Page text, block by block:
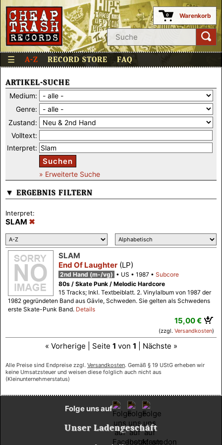
0 Warenkorb
☰ A-Z RECORD STORE FAQ
ARTIKEL-SUCHE
Medium:
Genre:
Zustand:
Volltext:
Interpret:
Suchen
» Erweiterte Suche
▼ ERGEBNIS FILTERN
Interpret:
SLAM
SLAM
End Of Laughter (LP)
2nd Hand (m-/vg) US 1987
Subcore
80s / Skate Punk / Melodic Hardcore
15 Tracks; Inkl. Textbeiblatt. 2. Vinylalbum von 1987 der
1982 gegründeten Band aus Gävle, Schweden. Sie gelten als Schwedens
erste Skate-Punk Band. Details
15,00 €
(zzgl. Versandkosten)
« Vorherige | Seite 1 von 1 | Nächste »
Alle Preise sind Endpreise zzgl. Versandkosten. Gemäß § 19 UStG erheben wir
keine Umsatzsteuer und weisen diese folglich auch nicht aus
(Kleinunternehmerstatus)
Unser Ladengeschäft
Folge uns auf